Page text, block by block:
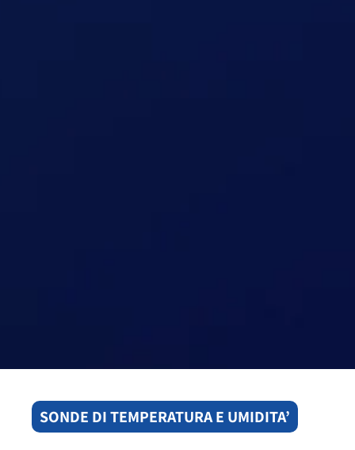
SONDE DI TEMPERATURA E UMIDITA’